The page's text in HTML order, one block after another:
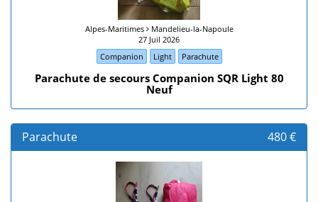
Alpes-Maritimes Mandelieu-la-Napoule
27 Juil 2026
Companion
Light Parachute
Parachute de secours Companion SQR Light 80
Neuf
Parachute 480 €